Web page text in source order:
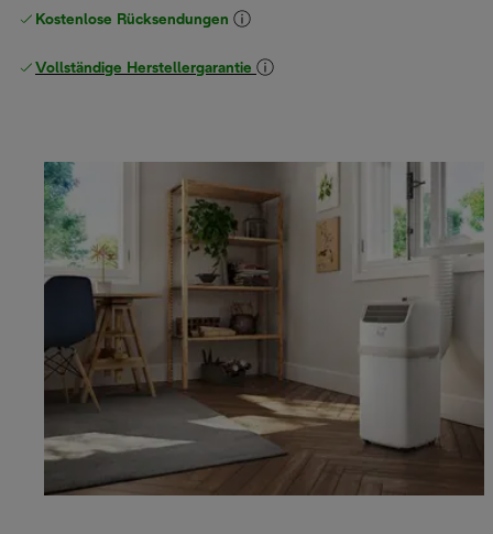
Kostenlose Rücksendungen
Vollständige Herstellergarantie